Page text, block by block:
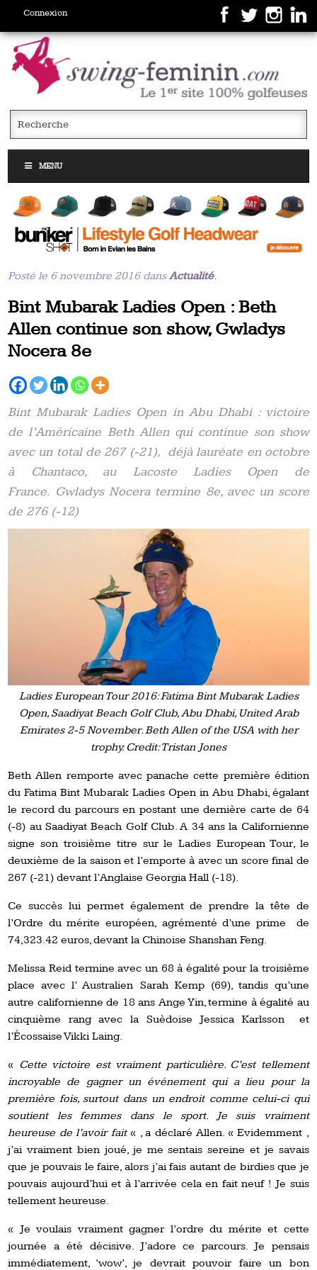
Connexion
MENU
Posté le 6 novembre 2016 dansActualité.
Bint Mubarak Ladies Open : Beth
Allen continue son show, Gwladys
Nocera 8e
Bint Mubarak Ladies Open in Abu Dhabi : victoire
de l’Américaine Beth Allen qui continue son show
avec un total de 267 (-21), déjà lauréate en octobre
à Chantaco, au Lacoste Ladies Open de
France. Gwladys Nocera termine 8e, avec un score
de 276 (-12)
Ladies European Tour 2016: Fatima Bint Mubarak Ladies
Open, Saadiyat Beach Golf Club, Abu Dhabi, United Arab
Emirates 2-5 November. Beth Allen of the USA with her
trophy. Credit: Tristan Jones
Beth Allen remporte avec panache cette première édition
du Fatima Bint Mubarak Ladies Open in Abu Dhabi, égalant
le record du parcours en postant une dernière carte de 64
(-8) au Saadiyat Beach Golf Club. A 34 ans la Californienne
signe son troisième titre sur le Ladies European Tour, le
deuxième de la saison et l’emporte à avec un score final de
267 (-21) devant l’Anglaise Georgia Hall (-18).
Ce succès lui permet également de prendre la tête de
l’Ordre du mérite européen, agrémenté d’une prime de
74,323.42 euros, devant la Chinoise Shanshan Feng.
Melissa Reid termine avec un 68 à égalité pour la troisième
place avec l’ Australien Sarah Kemp (69), tandis qu’une
autre californienne de 18 ans Ange Yin, termine à égalité au
cinquième rang avec la Suèdoise Jessica Karlsson et
l’Écossaise Vikki Laing.
« Cette victoire est vraiment particulière. C’est tellement
incroyable de gagner un événement qui a lieu pour la
première fois, surtout dans un endroit comme celui-ci qui
soutient les femmes dans le sport. Je suis vraiment
heureuse de l’avoir fait« , a déclaré Allen. « Evidemment ,
j’ai vraiment bien joué, je me sentais sereine et je savais
que je pouvais le faire, alors j’ai fais autant de birdies que je
pouvais aujourd’hui et à l’arrivée cela en fait neuf ! Je suis
tellement heureuse.
« Je voulais vraiment gagner l’ordre du mérite et cette
journée a été décisive. J’adore ce parcours. Je pensais
immédiatement, ‘wow’, je devrait pouvoir faire un bon